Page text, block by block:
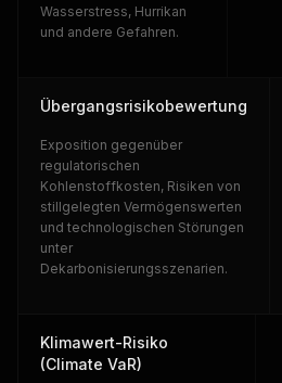
Wasserstress, Hurrikan
und andere Gefahren.
Übergangsrisikobewertung
Exposition gegenüber
regulatorischen
Kohlenstoffkosten, Risiken von
stillgelegten Vermögenswerten
und technologischen Störungen
unter
Dekarbonisierungsszenarien.
Klimawert-Risiko
(Climate VaR)